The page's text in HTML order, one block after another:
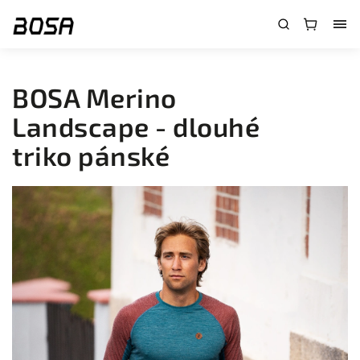
BOSA Merino
Landscape - dlouhé
triko pánské